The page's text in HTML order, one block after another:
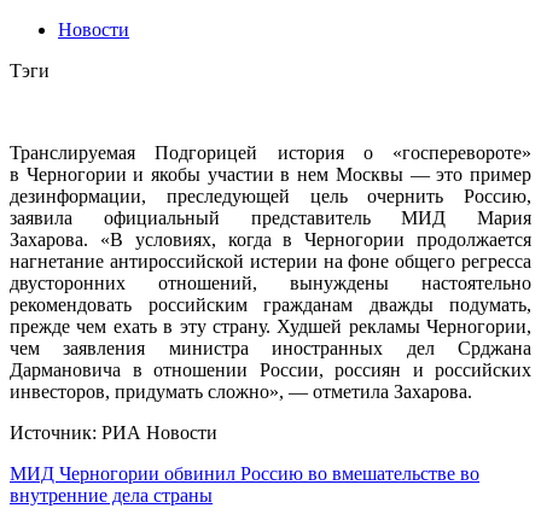
Новости
Тэги
Транслируемая Подгорицей история о «госперевороте»
в Черногории и якобы участии в нем Москвы — это пример
дезинформации, преследующей цель очернить Россию,
заявила официальный представитель МИД Мария
Захарова. «В условиях, когда в Черногории продолжается
нагнетание антироссийской истерии на фоне общего регресса
двусторонних отношений, вынуждены настоятельно
рекомендовать российским гражданам дважды подумать,
прежде чем ехать в эту страну. Худшей рекламы Черногории,
чем заявления министра иностранных дел Срджана
Дармановича в отношении России, россиян и российских
инвесторов, придумать сложно», — отметила Захарова.
Источник: РИА Новости
МИД Черногории обвинил Россию во вмешательстве во
внутренние дела страны